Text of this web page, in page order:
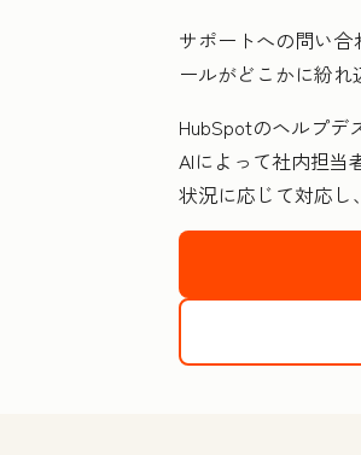
サポートへの問い
ールがどこかに紛
HubSpotのヘルプデ
AIによって社内担当
状況に応じて対応し